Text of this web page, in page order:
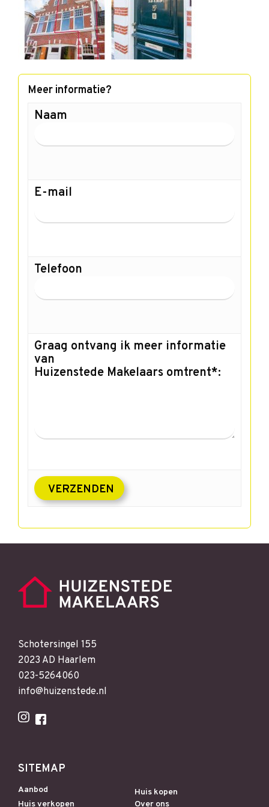
Meer informatie?
Naam
E-mail
Telefoon
Graag ontvang ik meer informatie
van
Huizenstede Makelaars omtrent*:
Schotersingel 155
2023 AD Haarlem
023-5264060
info@huizenstede.nl
SITEMAP
Aanbod
Huis kopen
Huis verkopen
Over ons